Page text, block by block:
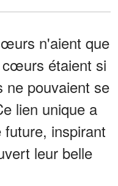
n'aient que
étaient si
ne pouvaient se
lien unique a
inspirant
leur belle